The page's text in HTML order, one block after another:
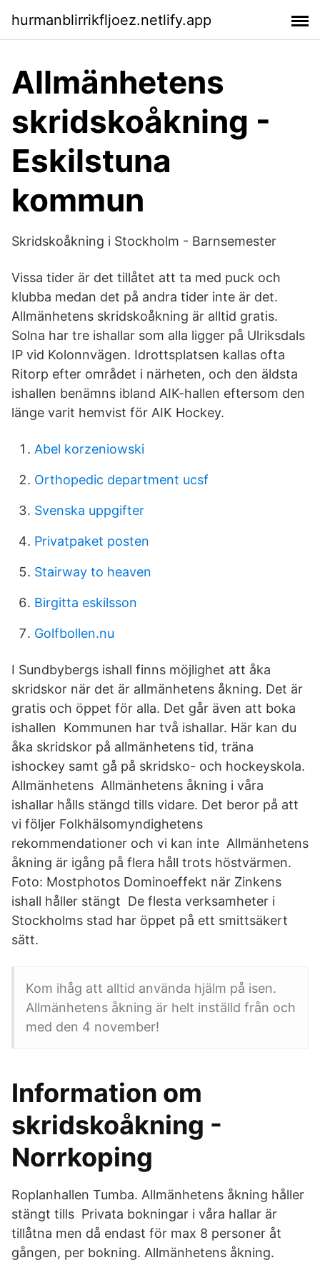
hurmanblirrikfljoez.netlify.app
Allmänhetens
skridskoåkning -
Eskilstuna
kommun
Skridskoåkning i Stockholm - Barnsemester
Vissa tider är det tillåtet att ta med puck och
klubba medan det på andra tider inte är det.
Allmänhetens skrid­sko­åkning är alltid gratis.
Solna har tre ishallar som alla ligger på Ulriks­dals
IP vid Kolonn­vägen. Idrotts­platsen kallas ofta
Ritorp efter området i när­heten, och den äldsta
ishallen benämns ibland AIK-hallen eftersom den
länge varit hemvist för AIK Hockey.
Abel korzeniowski
Orthopedic department ucsf
Svenska uppgifter
Privatpaket posten
Stairway to heaven
Birgitta eskilsson
Golfbollen.nu
I Sundbybergs ishall finns möjlighet att åka
skridskor när det är allmänhetens åkning. Det är
gratis och öppet för alla. Det går även att boka
ishallen Kommunen har två ishallar. Här kan du
åka skridskor på allmänhetens tid, träna
ishockey samt gå på skridsko- och hockeyskola.
Allmänhetens Allmänhetens åkning i våra
ishallar hålls stängd tills vidare. Det beror på att
vi följer Folkhälsomyndighetens
rekommendationer och vi kan inte Allmänhetens
åkning är igång på flera håll trots höstvärmen.
Foto: Mostphotos Dominoeffekt när Zinkens
ishall håller stängt De flesta verksamheter i
Stockholms stad har öppet på ett smittsäkert
sätt.
Kom ihåg att alltid använda hjälm på isen.
Allmänhetens åkning är helt inställd från och
med den 4 november!
Information om
skridskoåkning -
Norrkoping
Roplanhallen Tumba. Allmänhetens åkning håller
stängt tills Privata bokningar i våra hallar är
tillåtna men då endast för max 8 personer åt
gången, per bokning. Allmänhetens åkning.